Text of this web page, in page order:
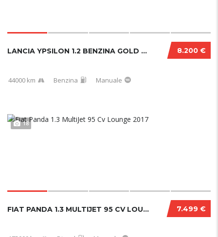
8.200 €
LANCIA YPSILON 1.2 BENZINA GOLD 44000 KM
44000 km Benzina Manuale
18
7.499 €
FIAT PANDA 1.3 MULTIJET 95 CV LOUNGE 2017